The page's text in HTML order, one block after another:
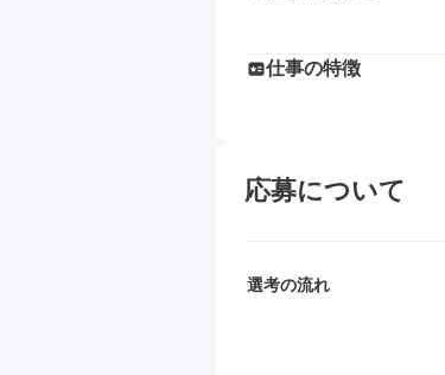
仕事の特徴
応募について
選考の流れ